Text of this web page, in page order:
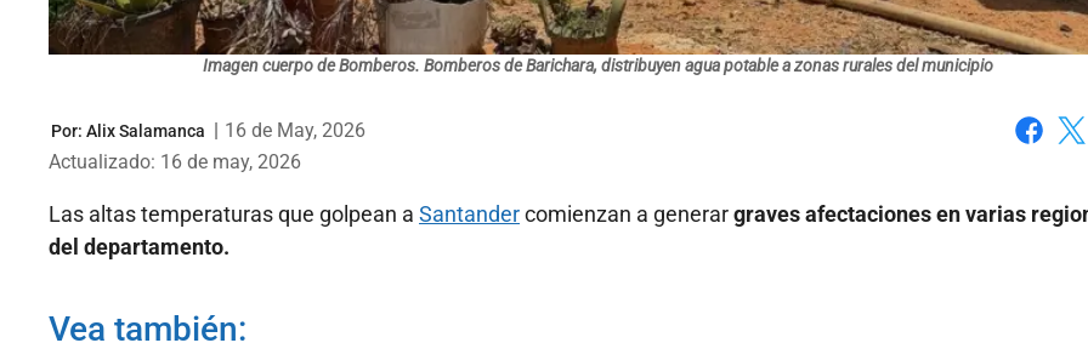
Imagen cuerpo de Bomberos. Bomberos de Barichara, distribuyen agua potable a zonas rurales del municipio
Por: Alix Salamanca | 16 de May, 2026
Actualizado: 16 de may, 2026
Las altas temperaturas que golpean a Santandercomienzan a generargraves afectaciones en varias
del departamento.
Vea también: